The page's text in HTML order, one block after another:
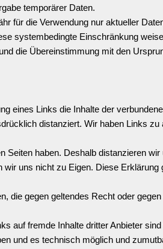
temporärer Daten.
für die Verwendung nur aktueller
systembedingte Einschränkung
die Übereinstimmung mit den
eines Links die Inhalte der
distanziert. Wir haben Links zu
Seiten haben. Deshalb distanzieren
uns nicht zu Eigen. Diese Erklärung
die gegen geltendes Recht oder
auf fremde Inhalte dritter Anbieter
und es technisch möglich und